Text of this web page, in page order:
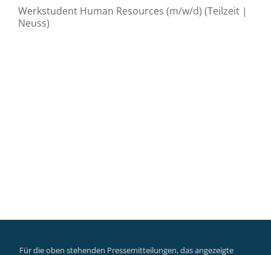
Werkstudent Human Resources (m/w/d) (Teilzeit |
Neuss)
Für die oben stehenden Pressemitteilungen, das angezeigte